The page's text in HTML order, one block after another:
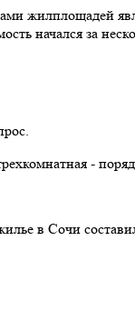
жилплощадей
начался за
-
в Сочи